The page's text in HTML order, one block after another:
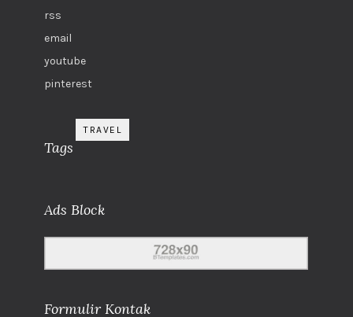
rss
email
youtube
pinterest
Tags
TRAVEL
Ads Block
Formulir Kontak